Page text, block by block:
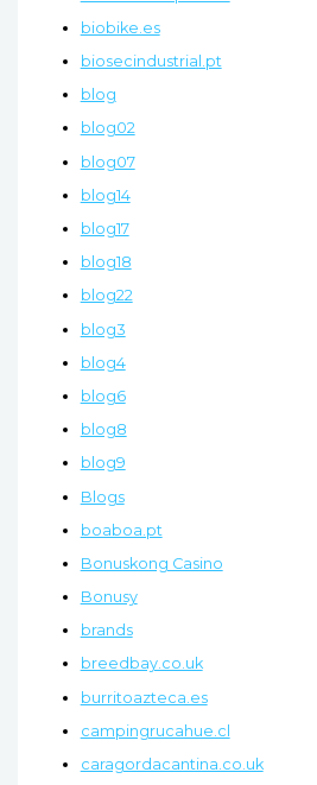
biobike.es
biosecindustrial.pt
blog
blog02
blog07
blog14
blog17
blog18
blog22
blog3
blog4
blog6
blog8
blog9
Blogs
boaboa.pt
Bonuskong Casino
Bonusy
brands
breedbay.co.uk
burritoazteca.es
campingrucahue.cl
caragordacantina.co.uk